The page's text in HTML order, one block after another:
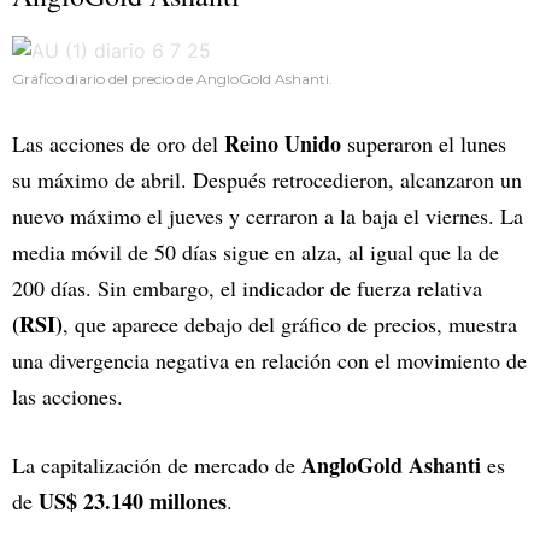
Gráfico diario del precio de AngloGold Ashanti.
Las acciones de oro del Reino Unido superaron el lunes
su máximo de abril. Después retrocedieron, alcanzaron un
nuevo máximo el jueves y cerraron a la baja el viernes. La
media móvil de 50 días sigue en alza, al igual que la de
200 días. Sin embargo, el indicador de fuerza relativa
(RSI), que aparece debajo del gráfico de precios, muestra
una divergencia negativa en relación con el movimiento de
las acciones.
La capitalización de mercado de AngloGold Ashanti es
de US$ 23.140 millones.